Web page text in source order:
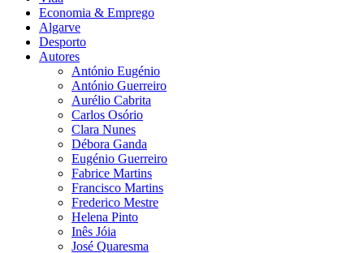
Economia & Emprego
Algarve
Desporto
Autores
António Eugénio
António Guerreiro
Aurélio Cabrita
Carlos Osório
Clara Nunes
Débora Ganda
Eugénio Guerreiro
Fabrice Martins
Francisco Martins
Frederico Mestre
Helena Pinto
Inês Jóia
José Quaresma